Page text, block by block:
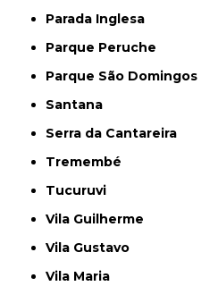
Parada Inglesa
Parque Peruche
Parque São Domingos
Santana
Serra da Cantareira
Tremembé
Tucuruvi
Vila Guilherme
Vila Gustavo
Vila Maria